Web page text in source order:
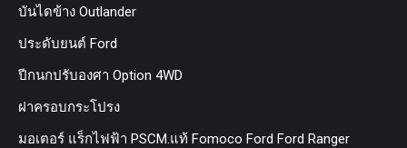
บันไดข้าง Outlander
ประดับยนต์ Ford
ปีกนกปรับองศา Option 4WD
ฝาครอบกระโปรง
มอเตอร์ แร็กไฟฟ้า PSCM.แท้ Fomoco Ford Ford Ranger